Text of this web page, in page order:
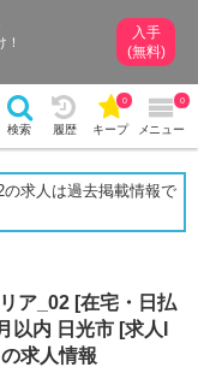
入手
(無料)
検索 履歴 キープ
0
メニュー
0
求人は過去掲載情報で
ア_02 [在宅・日払
以内 日光市 [求人I
求人情報